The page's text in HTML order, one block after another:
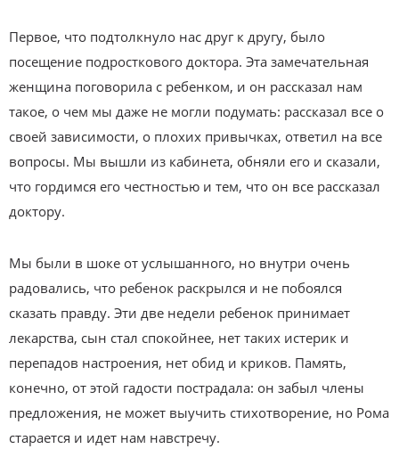
Первое, что подтолкнуло нас друг к другу, было
посещение подросткового доктора. Эта замечательная
женщина поговорила с ребенком, и он рассказал нам
такое, о чем мы даже не могли подумать: рассказал все о
своей зависимости, о плохих привычках, ответил на все
вопросы. Мы вышли из кабинета, обняли его и сказали,
что гордимся его честностью и тем, что он все рассказал
доктору.
Мы были в шоке от услышанного, но внутри очень
радовались, что ребенок раскрылся и не побоялся
сказать правду. Эти две недели ребенок принимает
лекарства, сын стал спокойнее, нет таких истерик и
перепадов настроения, нет обид и криков. Память,
конечно, от этой гадости пострадала: он забыл члены
предложения, не может выучить стихотворение, но Рома
старается и идет нам навстречу.